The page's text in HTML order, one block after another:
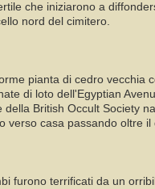
che iniziarono a
nord del cimitero.
pianta di cedro vecchia
di loto dell'Egyptian
British Occult Society
verso casa passando oltre
furono terrificati da un